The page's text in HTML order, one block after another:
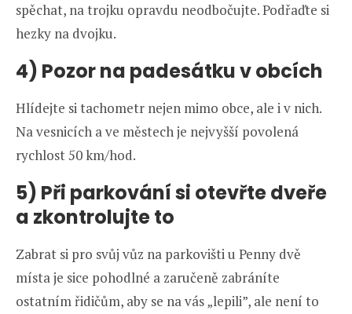
spěchat, na trojku opravdu neodbočujte. Podřaďte si
hezky na dvojku.
4) Pozor na padesátku v obcích
Hlídejte si tachometr nejen mimo obce, ale i v nich.
Na vesnicích a ve městech je nejvyšší povolená
rychlost 50 km/hod.
5) Při parkování si otevřte dveře
a zkontrolujte to
Zabrat si pro svůj vůz na parkovišti u Penny dvě
místa je sice pohodlné a zaručeně zabráníte
ostatním řidičům, aby se na vás „lepili”, ale není to